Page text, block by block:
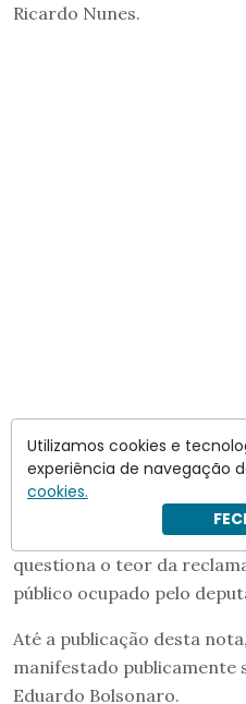
Ricardo Nunes.
Outra publicação
em que Zé Trovão
comentar diariamente
Inácio Lula da Silva. O
questiona o teor da
público ocupado pelo
Até a publicação desta
manifestado publicamente
Eduardo Bolsonaro.
Utilizamos cookies e
experiência de navegação
cookies.